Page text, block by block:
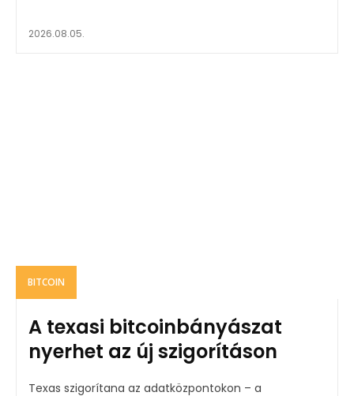
2026.08.05.
BITCOIN
A texasi bitcoinbányászat
nyerhet az új szigorításon
Texas szigorítana az adatközpontokon – a